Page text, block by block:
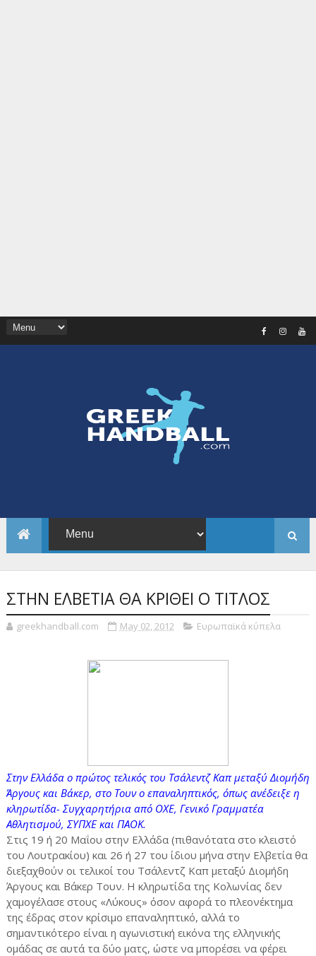
ΣΤΗΝ ΕΛΒΕΤΙΑ ΘΑ ΚΡΙΘΕΙ Ο ΤΙΤΛΟΣ
greekhandball.com May 02, 2012 Ευρωπαϊκά κύπελα
Στην Ελλάδα ο πρώτος τελικός του Τσάλεντζ Καπ μεταξύ Διομήδη
Άργους και Βάκερ, στο Τουν ο επαναληπτικός, όπως ανέδειξε η
κληρωτίδα- Συγχαρητήρια από ΟΧΕ, Γενικό Γραμματέα
Αθλητισμού, ΣΥΠΧΕ και ΠΑΟΚ.
Στις 19 ή 20 Μαΐου στην Ελλάδα (πιθανότατα στο κλειστό
του Λουτρακίου) και 26 ή 27 του ίδιου μήνα στην Ελβετία θα
διεξαχθούν οι τελικοί του Τσάλεντζ Καπ μεταξύ Διομήδη
Άργους και Βάκερ Τουν. Η κληρωτίδα της Κολωνίας δεν
χαμογέλασε στους «Λύκους» όσον αφορά το πλεονέκτημα
της έδρας στον κρίσιμο επαναληπτικό, αλλά το
σημαντικότερο είναι η αγωνιστική εικόνα της ελληνικής
ομάδας σε αυτά τα δύο ματς, ώστε να μπορέσει να φέρει